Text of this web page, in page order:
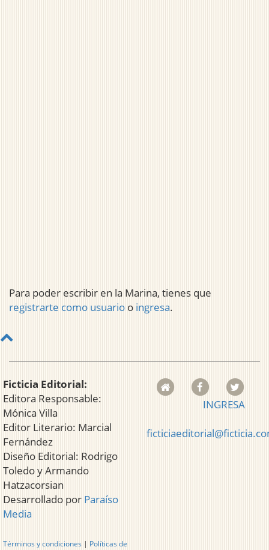
Para poder escribir en la Marina, tienes que
registrarte como usuario o ingresa.
Ficticia Editorial:
Editora Responsable:
Mónica Villa
Editor Literario: Marcial
Fernández
Diseño Editorial: Rodrigo
Toledo y Armando
Hatzacorsian
Desarrollado por Paraíso
Media
Términos y condiciones | Políticas de
INGRESA